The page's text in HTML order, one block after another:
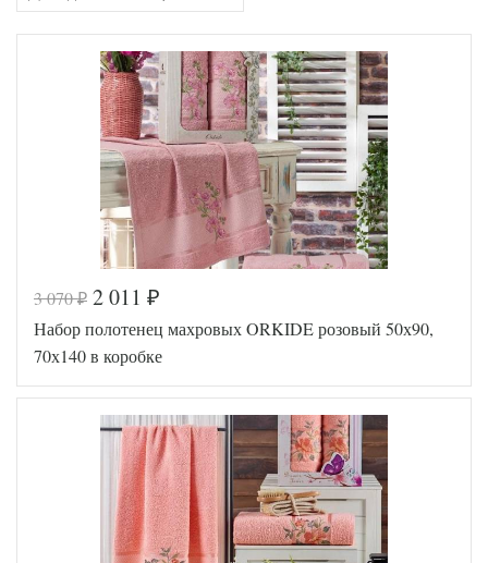
3 070₽ 2 011 ₽
Набор полотенец махровых ORKIDE розовый 50х90,
70х140 в коробке